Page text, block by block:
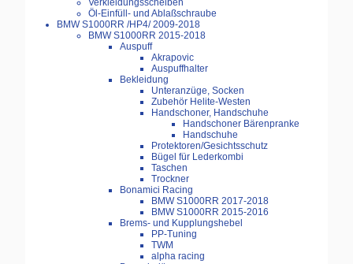
Verkleidungsscheiben
Öl-Einfüll- und Ablaßschraube
BMW S1000RR /HP4/ 2009-2018
BMW S1000RR 2015-2018
Auspuff
Akrapovic
Auspuffhalter
Bekleidung
Unteranzüge, Socken
Zubehör Helite-Westen
Handschoner, Handschuhe
Handschoner Bärenpranke
Handschuhe
Protektoren/Gesichtsschutz
Bügel für Lederkombi
Taschen
Trockner
Bonamici Racing
BMW S1000RR 2017-2018
BMW S1000RR 2015-2016
Brems- und Kupplungshebel
PP-Tuning
TWM
alpha racing